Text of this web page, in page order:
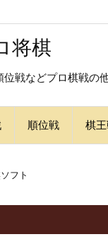
将棋
位戦などプロ棋戦の
順位戦 棋
フト